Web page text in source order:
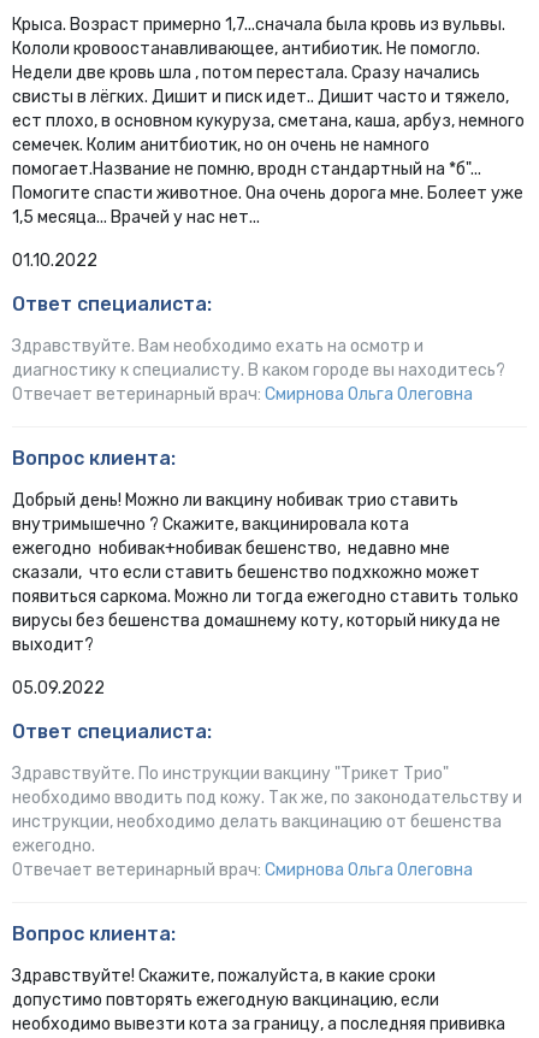
Крыса. Возраст примерно 1,7...сначала была кровь из вульвы.
Кололи кровоостанавливающее, антибиотик. Не помогло.
Недели две кровь шла , потом перестала. Сразу начались
свисты в лёгких. Дишит и писк идет.. Дишит часто и тяжело,
ест плохо, в основном кукуруза, сметана, каша, арбуз, немного
семечек. Колим анитбиотик, но он очень не намного
помогает.Название не помню, вродн стандартный на *б"...
Помогите спасти животное. Она очень дорога мне. Болеет уже
1,5 месяца... Врачей у нас нет...
01.10.2022
Ответ специалиста:
Здравствуйте. Вам необходимо ехать на осмотр и
диагностику к специалисту. В каком городе вы находитесь?
Отвечает ветеринарный врач: Смирнова Ольга Олеговна
Вопрос клиента:
Добрый день! Можно ли вакцину нобивак трио ставить
внутримышечно ? Скажите, вакцинировала кота
ежегодно нобивак+нобивак бешенство, недавно мне
сказали, что если ставить бешенство подхкожно может
появиться саркома. Можно ли тогда ежегодно ставить только
вирусы без бешенства домашнему коту, который никуда не
выходит?
05.09.2022
Ответ специалиста:
Здравствуйте. По инструкции вакцину "Трикет Трио"
необходимо вводить под кожу. Так же, по законодательству и
инструкции, необходимо делать вакцинацию от бешенства
ежегодно.
Отвечает ветеринарный врач: Смирнова Ольга Олеговна
Вопрос клиента:
Здравствуйте! Скажите, пожалуйста, в какие сроки
допустимо повторять ежегодную вакцинацию, если
необходимо вывезти кота за границу, а последняя прививка